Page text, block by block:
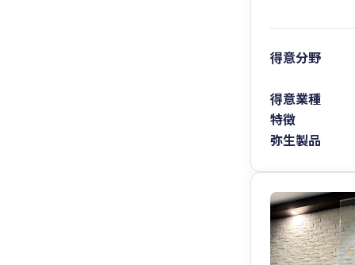
得意分野
得意業種
特徴
弥生製品